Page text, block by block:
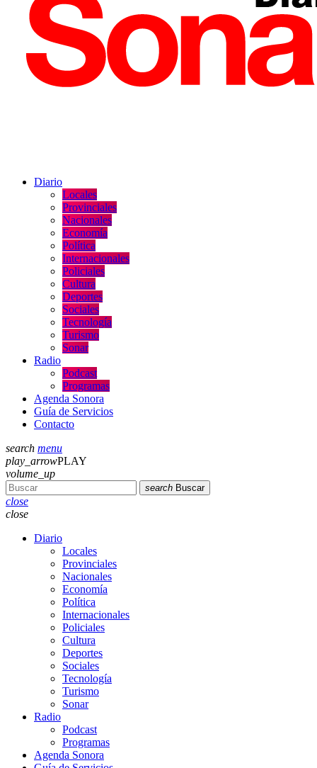
Diario
Locales
Provinciales
Nacionales
Economía
Política
Internacionales
Policiales
Cultura
Deportes
Sociales
Tecnología
Turismo
Sonar
Radio
Podcast
Programas
Agenda Sonora
Guía de Servicios
Contacto
search menu
play_arrowPLAY
volume_up
search Buscar
close
close
Diario
Locales
Provinciales
Nacionales
Economía
Política
Internacionales
Policiales
Cultura
Deportes
Sociales
Tecnología
Turismo
Sonar
Radio
Podcast
Programas
Agenda Sonora